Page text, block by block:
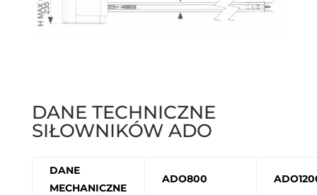
DANE TECHNICZNE
SIŁOWNIKÓW ADO
DANE
MECHANICZNE
ADO800